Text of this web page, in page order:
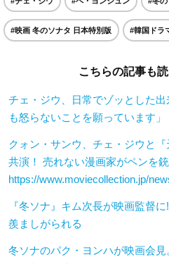
#映画 冬のソナタ 日本特別版 #韓国ドラ
こちらの記事も
チェ・ジウ、日常でゾッとした
も怒らないことを願っています」
クォン・サンウ、チェ・ジウと
共演！ 売れない漫画家がペンを
https://www.moviecollection.jp/
『冬ソナ』キム次長が映画監督
羨ましがられる
冬ソナのパク・ヨンハが映画会